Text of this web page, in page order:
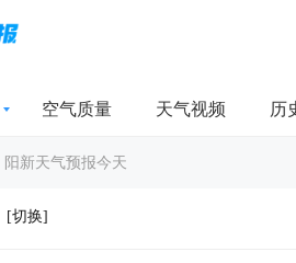
空气质量 天气视频 历
阳新天气预报今天
[切换]